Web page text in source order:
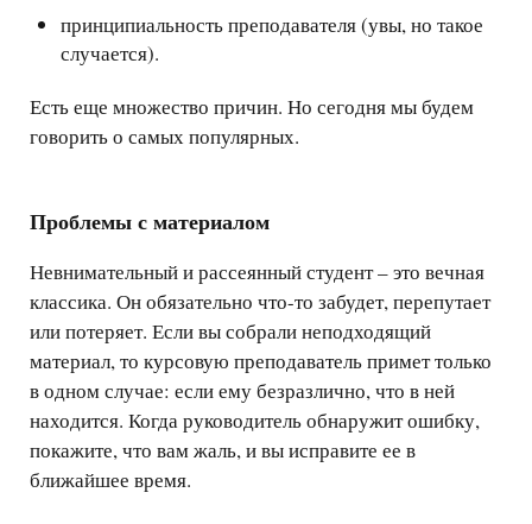
принципиальность преподавателя (увы, но такое
случается).
Есть еще множество причин. Но сегодня мы будем
говорить о самых популярных.
Проблемы с материалом
Невнимательный и рассеянный студент – это вечная
классика. Он обязательно что-то забудет, перепутает
или потеряет. Если вы собрали неподходящий
материал, то курсовую преподаватель примет только
в одном случае: если ему безразлично, что в ней
находится. Когда руководитель обнаружит ошибку,
покажите, что вам жаль, и вы исправите ее в
ближайшее время.